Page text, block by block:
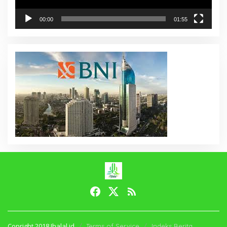
00:00 01:55